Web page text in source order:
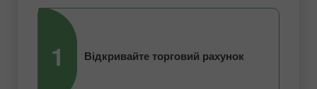
1 Відкривайте торговий рахунок